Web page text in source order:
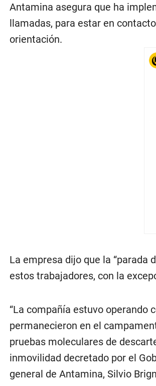
Antamina asegura que ha
llamadas, para estar en
orientación.
La empresa dijo que la “parada
estos trabajadores, con la
“La compañía estuvo operando
permanecieron en el
pruebas moleculares de
inmovilidad decretado por el
general de Antamina, Silvio